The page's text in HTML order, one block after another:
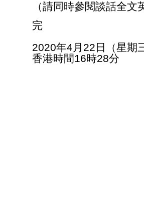
（請同時參閱談話全文
完
2020年4月22日（星期
香港時間16時28分